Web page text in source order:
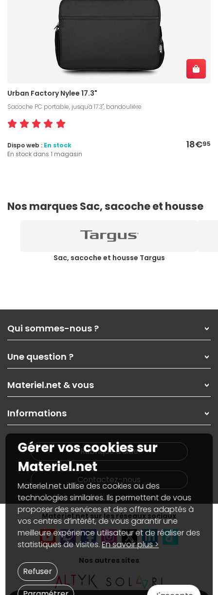
Urban Factory Nylee 17.3"
Sacoche PC portable, jusqu'à 17.3", bandoulière
18€95
Dispo web : En stock
En stock dans 1 magasin
Nos marques Sac, sacoche et housse
Sac, sacoche et housse Targus
Qui sommes-nous ?
Nos services
Les magasins Materiel.net
Nos solutions pour les pros
Contactez-nous
Une question ?
Paiement, livraison
Garanties,Pack Zen
SAV, demander un retour
Informations
Materiel.net & vous
On rachète votre carte graphique
PC sur mesure : Votre RDV personnalisé
Notre démarche écologique
Materiel.net recrute
Notre programme d'affiliation
Partenariat & Sponsoring
Informations
Plan du site
Nos marques
Conditions générales de vente
Marketplace
Informations légales
Données personnellesetcookies
Gérer vos cookies
Accessibilité : non conforme
Rubrique d'aide
Contactez-nous
Materiel.net sur les réseaux sociaux
Nos autres sites
Gérer vos cookies sur
Materiel.net
Materiel.net utilise des cookies ou des
technologies similaires. Ils permettent de vous
proposer des services et des offres adaptés à
vos centres d’intérêt, de vous garantir une
meilleure expérience utilisateur et de réaliser des
statistiques de visites.En savoir plus >
Refuser